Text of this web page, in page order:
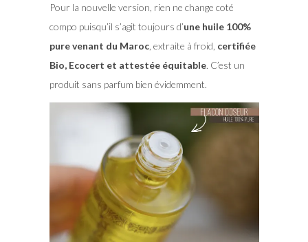
Pour la nouvelle version, rien ne change coté
compo puisqu’il s’agit toujours d’une huile 100%
pure venant du Maroc, extraite à froid, certifiée
Bio, Ecocert et attestée équitable. C’est un
produit sans parfum bien évidemment.